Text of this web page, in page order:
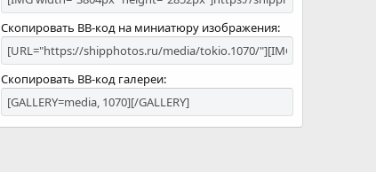
Скопировать BB-код на миниатюру изображения
Скопировать BB-код галереи